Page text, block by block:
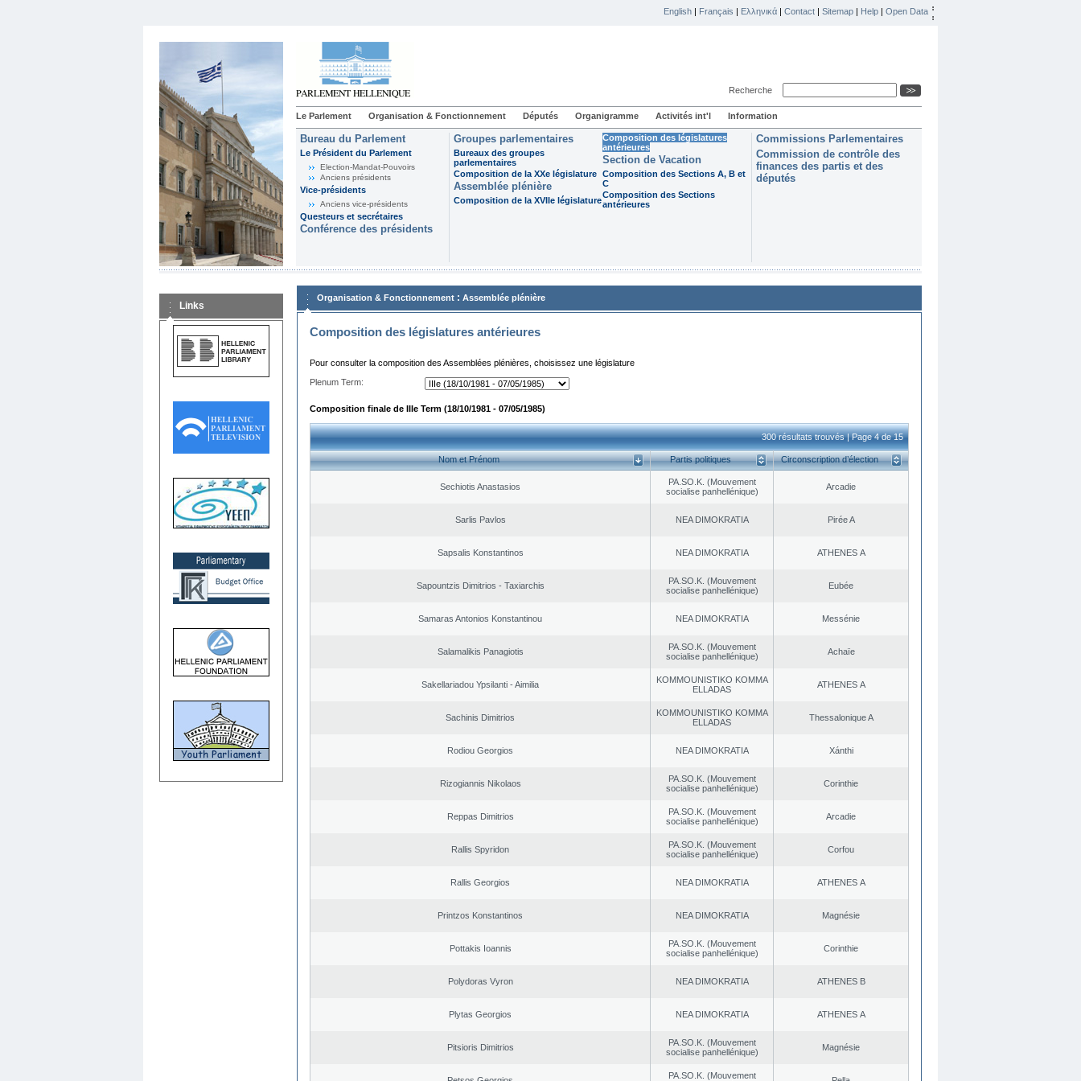
English | Français | Ελληνικά | Contact | Sitemap | Help | Open Data
Recherche
Le Parlement Organisation & Fonctionnement Députés Organigramme Activités int'l Information
Bureau du Parlement
Le Président du Parlement
Election-Mandat-Pouvoirs
Anciens présidents
Vice-présidents
Anciens vice-présidents
Questeurs et secrétaires
Conférence des présidents
Groupes parlementaires
Bureaux des groupes
parlementaires
Composition de la XXe législature
Assemblée plénière
Composition de la XVIIe législature
Composition des législatures
antérieures
Section de Vacation
Composition des Sections A, B et
C
Composition des Sections
antérieures
Commissions Parlementaires
Commission de contrôle des
finances des partis et des
députés
Links
Organisation & Fonctionnement : Assemblée plénière
Composition des législatures antérieures
Pour consulter la composition des Assemblées plénières, choisissez une législature
Plenum Term:
Composition finale de IIIe Term (18/10/1981 - 07/05/1985)
300 résultats trouvés | Page 4 de 15
Nom et Prénom Partis politiques Circonscription d’élection
Sechiotis Anastasios
PA.SO.K. (Mouvement
socialise panhellénique)
Arcadie
Sarlis Pavlos NEA DΙMOKRATIA Pirée A
Sapsalis Konstantinos NEA DΙMOKRATIA ATHENES Α
Sapountzis Dimitrios - Taxiarchis
PA.SO.K. (Mouvement
socialise panhellénique)
Eubée
Samaras Antonios Konstantinou NEA DΙMOKRATIA Messénie
Salamalikis Panagiotis
PA.SO.K. (Mouvement
socialise panhellénique)
Achaïe
Sakellariadou Ypsilanti - Aimilia
KOMMOUNISTIKO KOMMA
ELLADAS
ATHENES Α
Sachinis Dimitrios
KOMMOUNISTIKO KOMMA
ELLADAS
Thessalonique A
Rodiou Georgios NEA DΙMOKRATIA Xánthi
Rizogiannis Nikolaos
PA.SO.K. (Mouvement
socialise panhellénique)
Corinthie
Reppas Dimitrios
PA.SO.K. (Mouvement
socialise panhellénique)
Arcadie
Rallis Spyridon
PA.SO.K. (Mouvement
socialise panhellénique)
Corfou
Rallis Georgios NEA DΙMOKRATIA ATHENES Α
Printzos Konstantinos NEA DΙMOKRATIA Magnésie
Pottakis Ioannis
PA.SO.K. (Mouvement
socialise panhellénique)
Corinthie
Polydoras Vyron NEA DΙMOKRATIA ATHENES Β
Plytas Georgios NEA DΙMOKRATIA ATHENES Α
Pitsioris Dimitrios
PA.SO.K. (Mouvement
socialise panhellénique)
Magnésie
PA.SO.K. (Mouvement